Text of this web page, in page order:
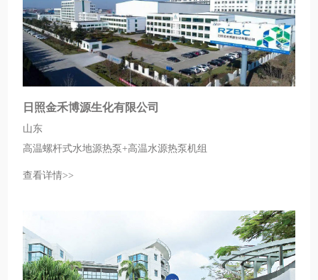
日照金禾博源生化有限公司
山东
高温螺杆式水地源热泵+高温水源热泵机组
查看详情>>